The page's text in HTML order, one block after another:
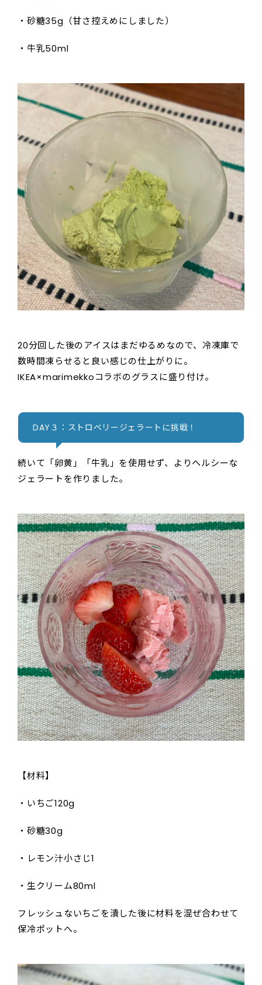
・砂糖35g（甘さ控えめにしました）
・牛乳50ml
20分回した後のアイスはまだゆるめなので、冷凍庫で
数時間凍らせると良い感じの仕上がりに。
IKEA×marimekkoコラボのグラスに盛り付け。
DAY３：ストロベリージェラートに挑戦！
続いて「卵黄」「牛乳」を使用せず、よりヘルシーな
ジェラートを作りました。
【材料】
・いちご120g
・砂糖30g
・レモン汁小さじ1
・生クリーム80ml
フレッシュないちごを潰した後に材料を混ぜ合わせて
保冷ポットへ。